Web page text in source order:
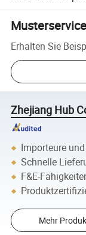
Musterservice
Erhalten Sie
Zhejiang Hub
Importeure
Schnelle
F&E-
Mehr